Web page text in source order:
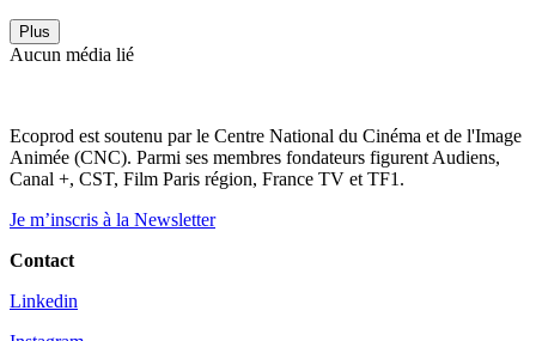
Plus
Aucun média lié
Ecoprod est soutenu par le Centre National du Cinéma et de l'Image
Animée (CNC). Parmi ses membres fondateurs figurent Audiens,
Canal +, CST, Film Paris région, France TV et TF1.
Je m’inscris à la Newsletter
Contact
Linkedin